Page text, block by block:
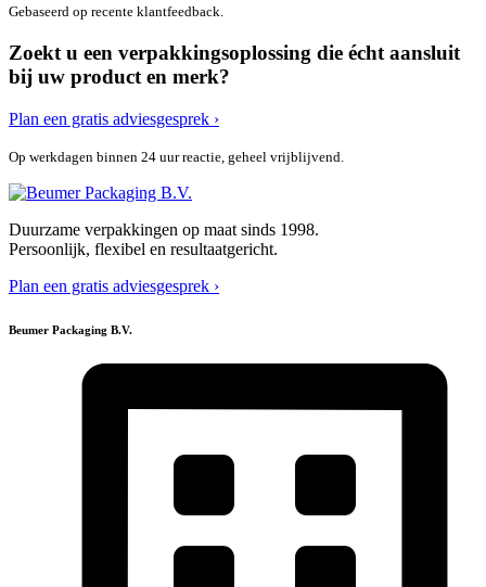
Gebaseerd op recente klantfeedback.
Zoekt u een verpakkingsoplossing die écht aansluit
bij uw product en merk?
Plan een gratis adviesgesprek ›
Op werkdagen binnen 24 uur reactie, geheel vrijblijvend.
Duurzame verpakkingen op maat sinds 1998.
Persoonlijk, flexibel en resultaatgericht.
Plan een gratis adviesgesprek ›
Beumer Packaging B.V.